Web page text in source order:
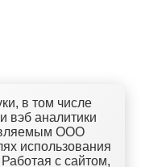
в том числе
вэб аналитики
ООО
использования
с сайтом,